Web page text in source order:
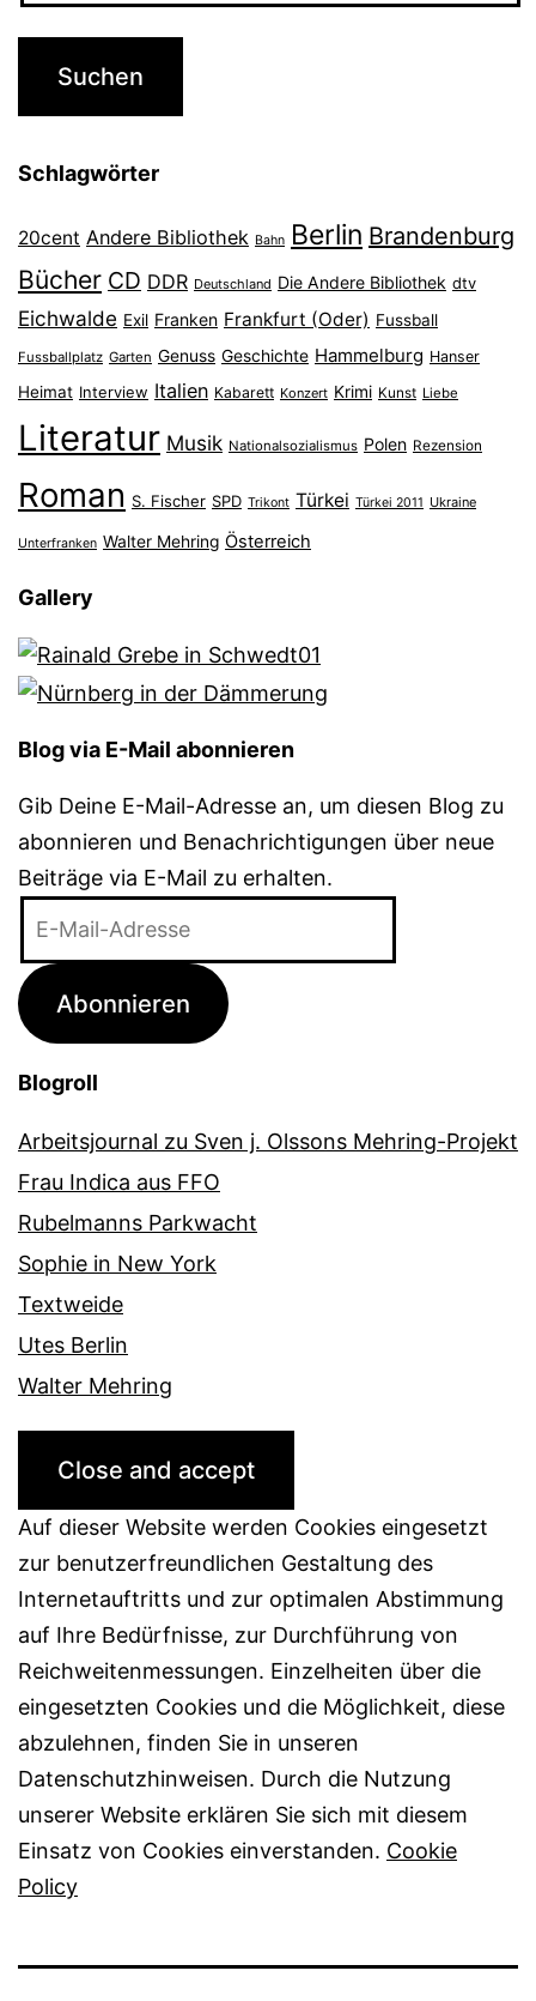
Schlagwörter
20cent Andere Bibliothek Bahn Berlin Brandenburg
Bücher CD DDR Deutschland Die Andere Bibliothek dtv
Eichwalde Exil Franken Frankfurt (Oder) Fussball
Fussballplatz Garten Genuss Geschichte Hammelburg Hanser
Heimat Interview Italien Kabarett Konzert Krimi Kunst Liebe
Literatur Musik Nationalsozialismus Polen Rezension
Roman S. Fischer SPD Trikont Türkei Türkei 2011 Ukraine
Unterfranken Walter Mehring Österreich
Gallery
Blog via E-Mail abonnieren
Gib Deine E-Mail-Adresse an, um diesen Blog zu
abonnieren und Benachrichtigungen über neue
Beiträge via E-Mail zu erhalten.
Adresse
Abonnieren
Blogroll
Arbeitsjournal zu Sven j. Olssons Mehring-Projekt
Frau Indica aus FFO
Rubelmanns Parkwacht
Sophie in New York
Textweide
Utes Berlin
Walter Mehring
Auf dieser Website werden Cookies eingesetzt
zur benutzerfreundlichen Gestaltung des
Internetauftritts und zur optimalen Abstimmung
auf Ihre Bedürfnisse, zur Durchführung von
Reichweitenmessungen. Einzelheiten über die
eingesetzten Cookies und die Möglichkeit, diese
abzulehnen, finden Sie in unseren
Datenschutzhinweisen. Durch die Nutzung
unserer Website erklären Sie sich mit diesem
Einsatz von Cookies einverstanden. Cookie
Policy